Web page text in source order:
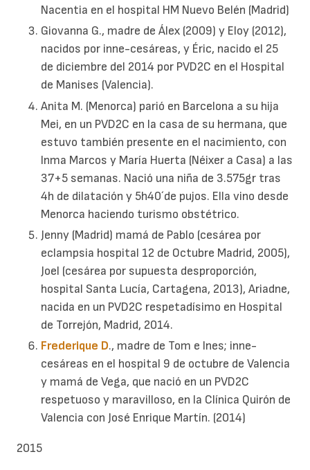
Nacentia en el hospital HM Nuevo Belén (Madrid)
Giovanna G., madre de Álex (2009) y Eloy (2012),
nacidos por inne-cesáreas, y Éric, nacido el 25
de diciembre del 2014 por PVD2C en el Hospital
de Manises (Valencia).
Anita M. (Menorca) parió en Barcelona a su hija
Mei, en un PVD2C en la casa de su hermana, que
estuvo también presente en el nacimiento, con
Inma Marcos y María Huerta (Néixer a Casa) a las
37+5 semanas. Nació una niña de 3.575gr tras
4h de dilatación y 5h40´de pujos. Ella vino desde
Menorca haciendo turismo obstétrico.
Jenny (Madrid) mamá de Pablo (cesárea por
eclampsia hospital 12 de Octubre Madrid, 2005),
Joel (cesárea por supuesta desproporción,
hospital Santa Lucía, Cartagena, 2013), Ariadne,
nacida en un PVD2C respetadísimo en Hospital
de Torrejón, Madrid, 2014.
Frederique D., madre de Tom e Ines; inne-
cesáreas en el hospital 9 de octubre de Valencia
y mamá de Vega, que nació en un PVD2C
respetuoso y maravilloso, en la Clínica Quirón de
Valencia con José Enrique Martín. (2014)
2015